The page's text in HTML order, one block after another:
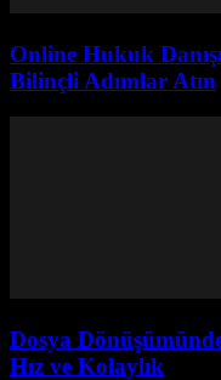
Online Hukuk
Bilinçli Adımlar Atın
Dosya
Hız ve Kolaylık